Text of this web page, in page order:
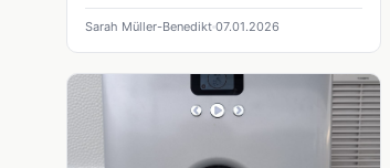
Camper – wäre da nicht dieser
Flickenteppich aus verschiedenen
Mautsystemen, Verkehrsregeln und
Umweltzonen. Schnell verliert man da den
Überblick und die Urlaubslaune sinkt.
Doch die Zeiten von Zettelwirtschaft und
Klebevignetten sind fast vorbei. Digitale
Verkehrssysteme machen das Reisen
Sarah Müller-Benedikt 07.01.2026